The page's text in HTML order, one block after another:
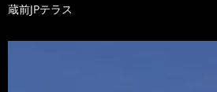
蔵前JPテラス